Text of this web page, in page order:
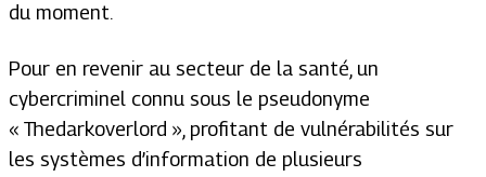
du moment.
Pour en revenir au secteur de la santé, un
cybercriminel connu sous le pseudonyme
« Thedarkoverlord », profitant de vulnérabilités sur
les systèmes d’information de plusieurs